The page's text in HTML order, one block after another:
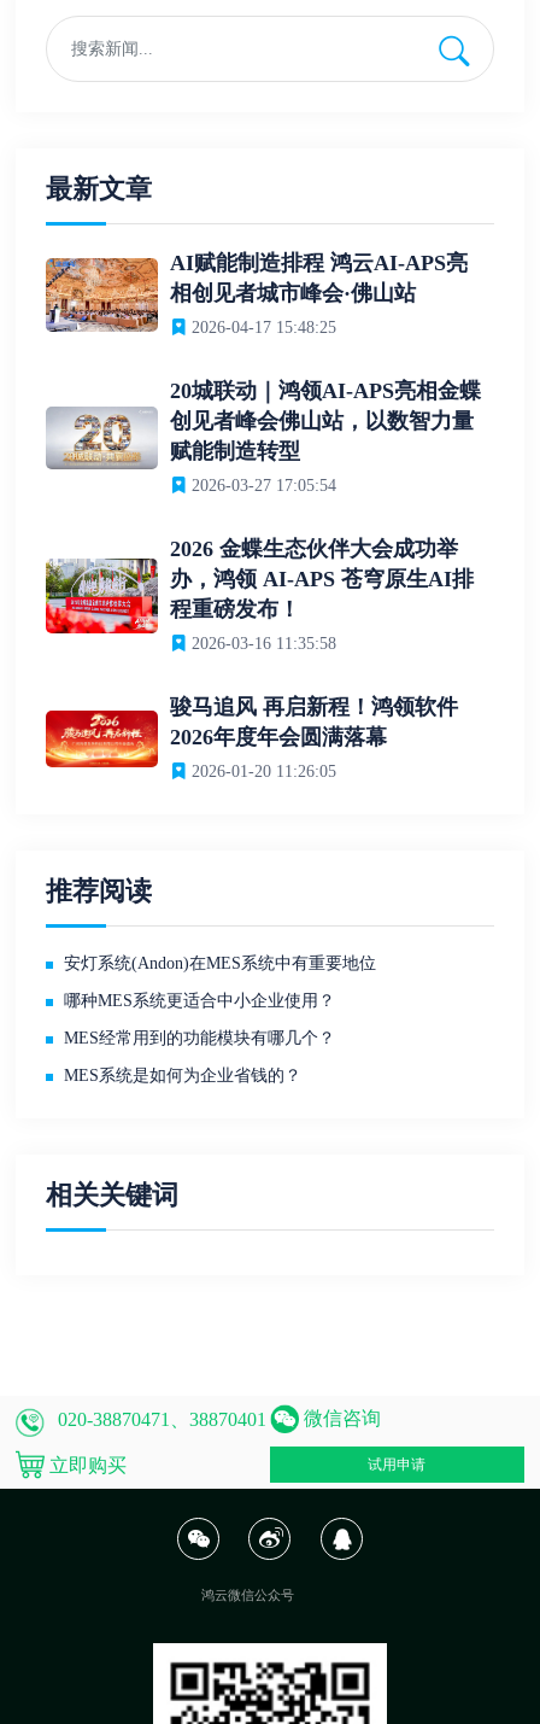
最新文章
AI赋能制造排程 鸿云AI-APS亮
相创见者城市峰会·佛山站
2026-04-17 15:48:25
20城联动｜鸿领AI-APS亮相金蝶
创见者峰会佛山站，以数智力量
赋能制造转型
2026-03-27 17:05:54
2026 金蝶生态伙伴大会成功举
办，鸿领 AI-APS 苍穹原生AI排
程重磅发布！
2026-03-16 11:35:58
骏马追风 再启新程！鸿领软件
2026年度年会圆满落幕
2026-01-20 11:26:05
推荐阅读
安灯系统(Andon)在MES系统中有重要地位
哪种MES系统更适合中小企业使用？
MES经常用到的功能模块有哪几个？
MES系统是如何为企业省钱的？
相关关键词
020-38870471、38870401 微信咨询
立即购买 试用申请
鸿云微信公众号